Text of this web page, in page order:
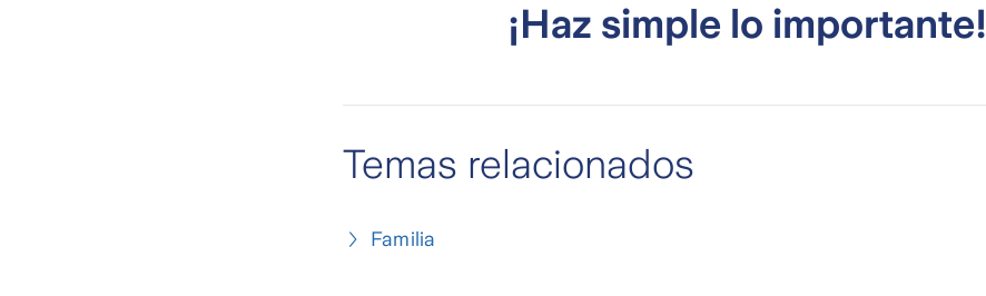
¡Haz simple lo importante!
Temas relacionados
Familia